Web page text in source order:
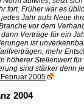
fort. Früher war es
Jahr aufs Neue
vor dem
Verträge für ein
ist
mehr
höherer Stellenwert für
sind stärker denn
2005
2004